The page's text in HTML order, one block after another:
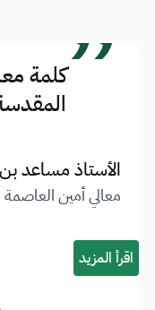
”كلمة
الأستاذ مساعد بن
معالي أمين